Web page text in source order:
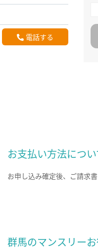
電話する
お支払い方法につい
お申し込み確定後、ご請求
群馬のマンスリー